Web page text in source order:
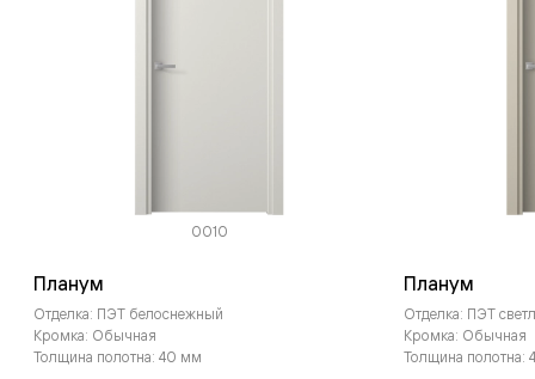
0010
Планум
Отделка: ПЭТ белоснежный
Кромка: Обычная
Толщина полотна: 40 мм
Планум
Отделка: ПЭТ
Кромка: Обычная
Толщина полотна: